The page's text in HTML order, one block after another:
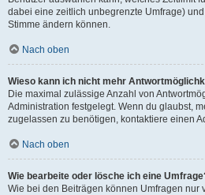
dabei eine zeitlich unbegrenzte Umfrage)
Stimme ändern können.
Nach oben
Wieso kann ich nicht mehr
Die maximal zulässige Anzahl von
Administration festgelegt. Wenn du glaubst,
zugelassen zu benötigen, kontaktiere einen
Nach oben
Wie bearbeite oder lösche ich eine
Wie bei den Beiträgen können Umfragen nur